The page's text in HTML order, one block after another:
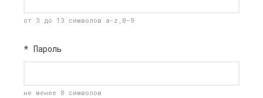
от 3 до 13 символов a-z,0-9
* Пароль
не менее 8 символов